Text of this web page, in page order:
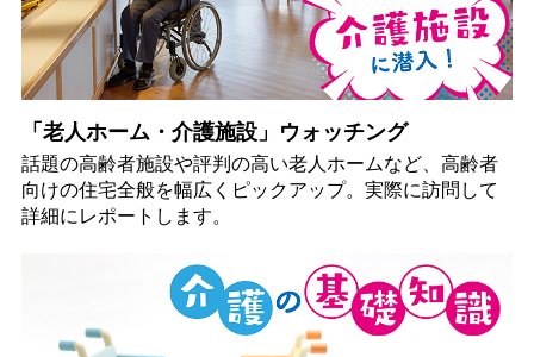
「老人ホーム・介護施設」ウォッチング
話題の高齢者施設や評判の高い老人ホームなど、高齢者
向けの住宅全般を幅広くピックアップ。実際に訪問して
詳細にレポートします。